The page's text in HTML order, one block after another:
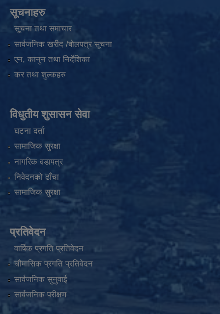
सूचनाहरु
सूचना तथा समाचार
सार्वजनिक खरीद /बोलपत्र सूचना
एन, कानुन तथा निर्देशिका
कर तथा शुल्कहरु
विधुतीय शुसासन सेवा
घटना दर्ता
सामाजिक सुरक्षा
नागरिक वडापत्र
निवेदनको ढाँचा
सामाजिक सुरक्षा
प्रतिवेदन
वार्षिक प्रगति प्रतिवेदन
चौमासिक प्रगति प्रतिवेदन
सार्वजनिक सुनुवाई
सार्वजनिक परीक्षण